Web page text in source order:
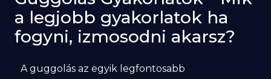
a legjobb gyakorlatok ha
fogyni, izmosodni akarsz?
A guggolás az egyik legfontosabb